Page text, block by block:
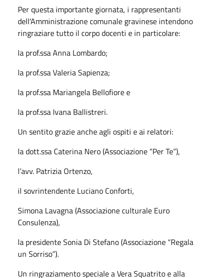
Per questa importante giornata, i rappresentanti
dell'Amministrazione comunale gravinese intendono
ringraziare tutto il corpo docenti e in particolare:
la prof.ssa Anna Lombardo;
la prof.ssa Valeria Sapienza;
la prof.ssa Mariangela Bellofiore e
la prof.ssa Ivana Ballistreri.
Un sentito grazie anche agli ospiti e ai relatori:
la dott.ssa Caterina Nero (Associazione “Per Te”),
l’avv. Patrizia Ortenzo,
il sovrintendente Luciano Conforti,
Simona Lavagna (Associazione culturale Euro
Consulenza),
la presidente Sonia Di Stefano (Associazione “Regala
un Sorriso”).
Un ringraziamento speciale a Vera Squatrito e alla